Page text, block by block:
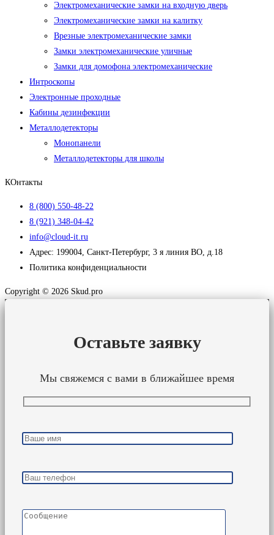
Электромеханические замки на входную дверь
Электромеханические замки на калитку
Врезные электромеханические замки
Замки электромеханические уличные
Замки для домофона электромеханические
Интроскопы
Электронные проходные
Кабины дезинфекции
Металлодетекторы
Монопанели
Металлодетекторы для школы
КОнтакты
8 (800) 550-48-22
8 (921) 348-04-42
info@cloud-it.ru
Адрес: 199004, Санкт-Петербург, 3 я линия ВО, д.18
Политика конфиденциальности
Copyright © 2026 Skud.pro
Оставьте заявку
Мы свяжемся с вами в ближайшее время